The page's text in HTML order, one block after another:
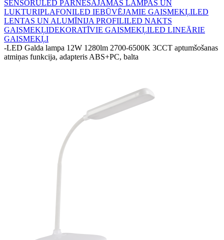
SENSORULED PĀRNĒSĀJAMĀS LAMPAS UN
LUKTURIPLAFONILED IEBŪVĒJAMIE GAISMEKĻILED
LENTAS UN ALUMĪNIJA PROFILILED NAKTS
GAISMEKĻIDEKORATĪVIE GAISMEKĻILED LINEĀRIE
GAISMEKĻI
-LED Galda lampa 12W 1280lm 2700-6500K 3CCT aptumšošanas
atmiņas funkcija, adapteris ABS+PC, balta